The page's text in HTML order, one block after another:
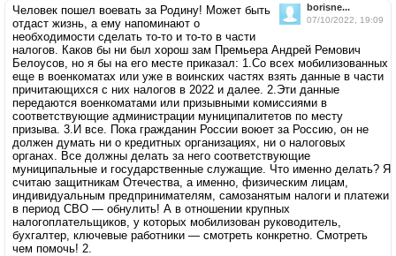
borisne...
07/10/2022, 19:09
Человек пошел воевать за Родину! Может быть
отдаст жизнь, а ему напоминают о
необходимости сделать то-то и то-то в части
налогов. Каков бы ни был хорош зам Премьера Андрей Ремович
Белоусов, но я бы на его месте приказал: 1.Со всех мобилизованных
еще в военкоматах или уже в воинских частях взять данные в части
причитающихся с них налогов в 2022 и далее. 2.Эти данные
передаются военкоматами или призывными комиссиями в
соответствующие администрации муниципалитетов по месту
призыва. 3.И все. Пока гражданин России воюет за Россию, он не
должен думать ни о кредитных организациях, ни о налоговых
органах. Все должны делать за него соответствующие
муниципальные и государственные служащие. Что именно делать? Я
считаю защитникам Отечества, а именно, физическим лицам,
индивидуальным предпринимателям, самозанятым налоги и платежи
в период СВО — обнулить! А в отношении крупных
налогоплательщиков, у которых мобилизован руководитель,
бухгалтер, ключевые работники — смотреть конкретно. Смотреть
чем помочь! 2.